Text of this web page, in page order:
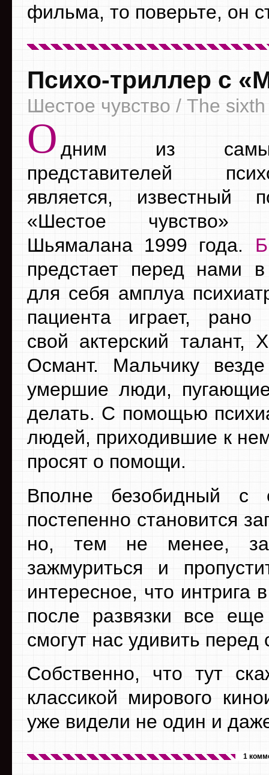
фильма, то поверьте, он
Психо-триллер с
Шестое чувство / The
О дним из
представителей
является, известный
«Шестое
Шьямалана 1999 года.
предстает перед нами
для себя амплуа
пациента играет, рано
свой актерский талант,
Османт. Мальчику
умершие люди,
делать. С помощью
людей, приходившие к
просят о помощи.
Вполне безобидный с
постепенно становится
но, тем не менее,
зажмуриться и
интересное, что
после развязки все
смогут нас удивить
Собственно, что тут
классикой мирового
уже видели не один и
1